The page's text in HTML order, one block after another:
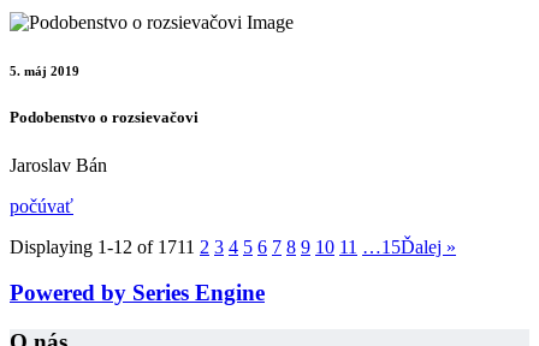
5. máj 2019
Podobenstvo o rozsievačovi
Jaroslav Bán
počúvať
Displaying 1-12 of 1711 2 3 4 5 6 7 8 9 10 11 …15Ďalej »
Powered by Series Engine